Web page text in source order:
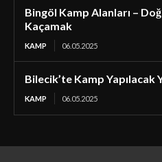
Bingöl Kamp Alanları –
Kaçamak
KAMP 06.05.2025
Bilecik’te Kamp Yapılacak
KAMP 06.05.2025